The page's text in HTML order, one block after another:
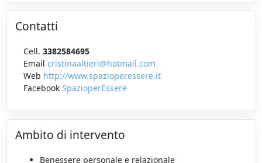
Contatti
Cell. 3382584695
Email cristinaaltieri@hotmail.com
Web http://www.spazioperessere.it
Facebook SpazioperEssere
Ambito di intervento
Benessere personale e relazionale